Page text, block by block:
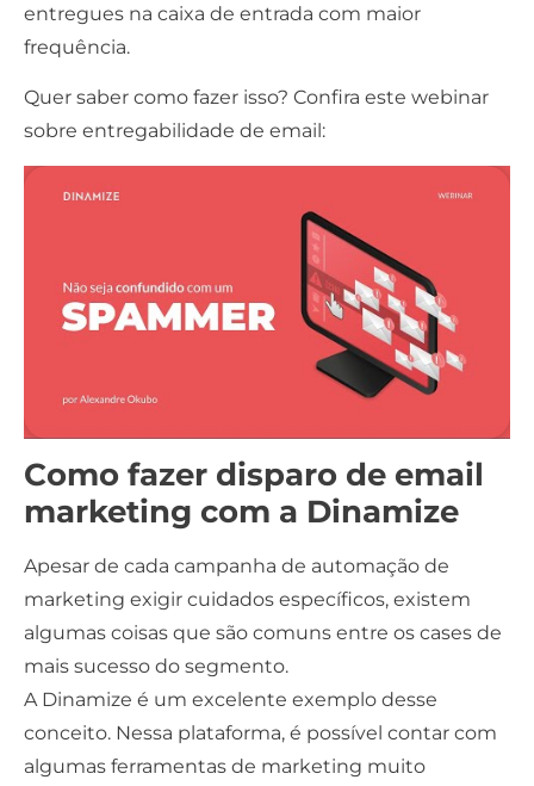
entregues na caixa de entrada com maior
frequência.
Quer saber como fazer isso? Confira este webinar
sobre entregabilidade de email :
Como fazer disparo de email
marketing com a Dinamize
Apesar de cada campanha de automação de
marketing exigir cuidados específicos, existem
algumas coisas que são comuns entre os cases de
mais sucesso do segmento.
A Dinamize é um excelente exemplo desse
conceito. Nessa plataforma, é possível contar com
algumas ferramentas de marketing muito